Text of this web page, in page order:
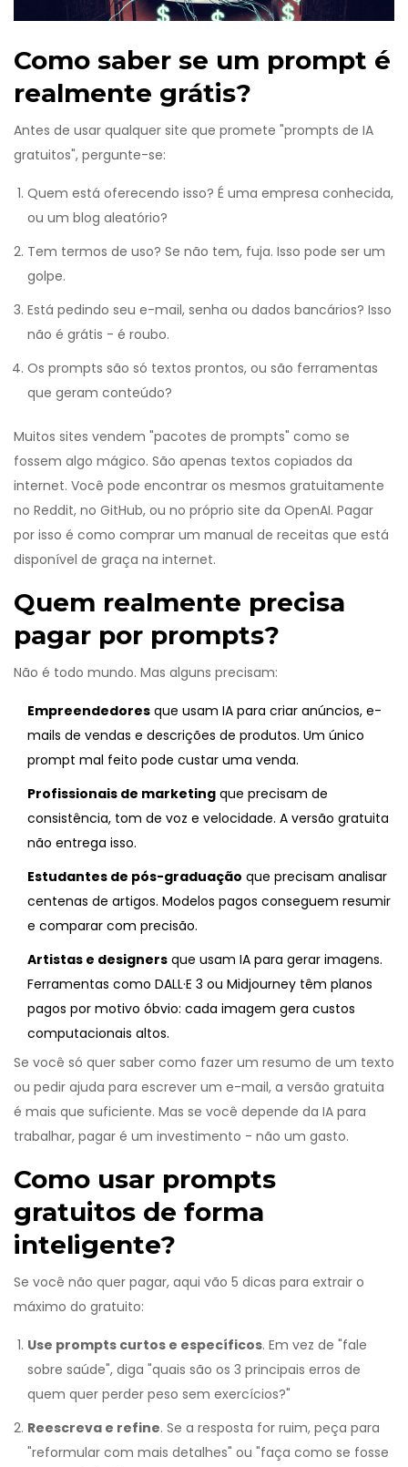
Como saber se um prompt é
realmente grátis?
Antes de usar qualquer site que promete "prompts de IA
gratuitos", pergunte-se:
Quem está oferecendo isso? É uma empresa conhecida,
ou um blog aleatório?
Tem termos de uso? Se não tem, fuja. Isso pode ser um
golpe.
Está pedindo seu e-mail, senha ou dados bancários? Isso
não é grátis - é roubo.
Os prompts são só textos prontos, ou são ferramentas
que geram conteúdo?
Muitos sites vendem "pacotes de prompts" como se
fossem algo mágico. São apenas textos copiados da
internet. Você pode encontrar os mesmos gratuitamente
no Reddit, no GitHub, ou no próprio site da OpenAI. Pagar
por isso é como comprar um manual de receitas que está
disponível de graça na internet.
Quem realmente precisa
pagar por prompts?
Não é todo mundo. Mas alguns precisam:
Empreendedores que usam IA para criar anúncios, e-
mails de vendas e descrições de produtos. Um único
prompt mal feito pode custar uma venda.
Profissionais de marketing que precisam de
consistência, tom de voz e velocidade. A versão gratuita
não entrega isso.
Estudantes de pós-graduação que precisam analisar
centenas de artigos. Modelos pagos conseguem resumir
e comparar com precisão.
Artistas e designers que usam IA para gerar imagens.
Ferramentas como DALL·E 3 ou Midjourney têm planos
pagos por motivo óbvio: cada imagem gera custos
computacionais altos.
Se você só quer saber como fazer um resumo de um texto
ou pedir ajuda para escrever um e-mail, a versão gratuita
é mais que suficiente. Mas se você depende da IA para
trabalhar, pagar é um investimento - não um gasto.
Como usar prompts
gratuitos de forma
inteligente?
Se você não quer pagar, aqui vão 5 dicas para extrair o
máximo do gratuito:
Use prompts curtos e específicos. Em vez de "fale
sobre saúde", diga "quais são os 3 principais erros de
quem quer perder peso sem exercícios?"
Reescreva e refine. Se a resposta for ruim, peça para
"reformular com mais detalhes" ou "faça como se fosse